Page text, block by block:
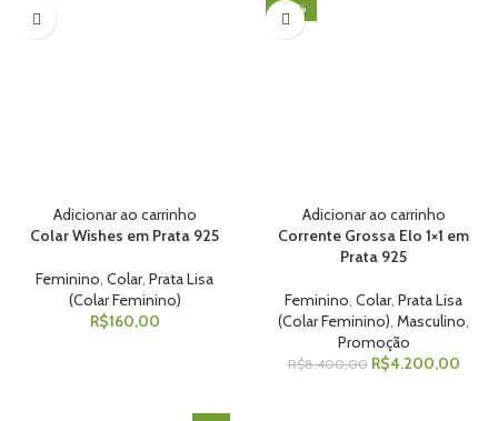
Adicionar ao carrinho
Colar Wishes em Prata 925
Feminino, Colar, Prata Lisa
(Colar Feminino)
R$160,00
-50%
Adicionar ao carrinho
Corrente Grossa Elo 1×1 em
Prata 925
Feminino, Colar, Prata Lisa
(Colar Feminino), Masculino,
Promoção
R$8.400,00 R$4.200,00